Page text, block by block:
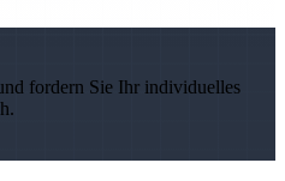
fordern Sie Ihr individuelles